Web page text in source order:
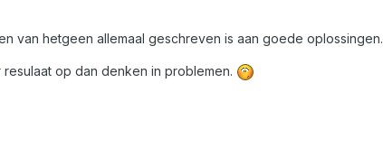
van hetgeen allemaal geschreven is aan goede oplossingen.
op dan denken in problemen.